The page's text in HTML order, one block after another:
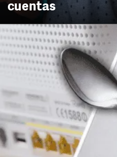
cuentas